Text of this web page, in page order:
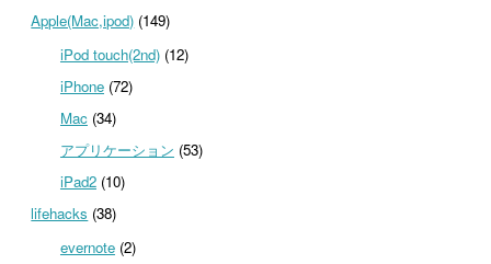
Apple(Mac,ipod) (149)
iPod touch(2nd)(12)
iPhone(72)
Mac(34)
アプリケーション (53)
iPad2(10)
lifehacks (38)
evernote(2)